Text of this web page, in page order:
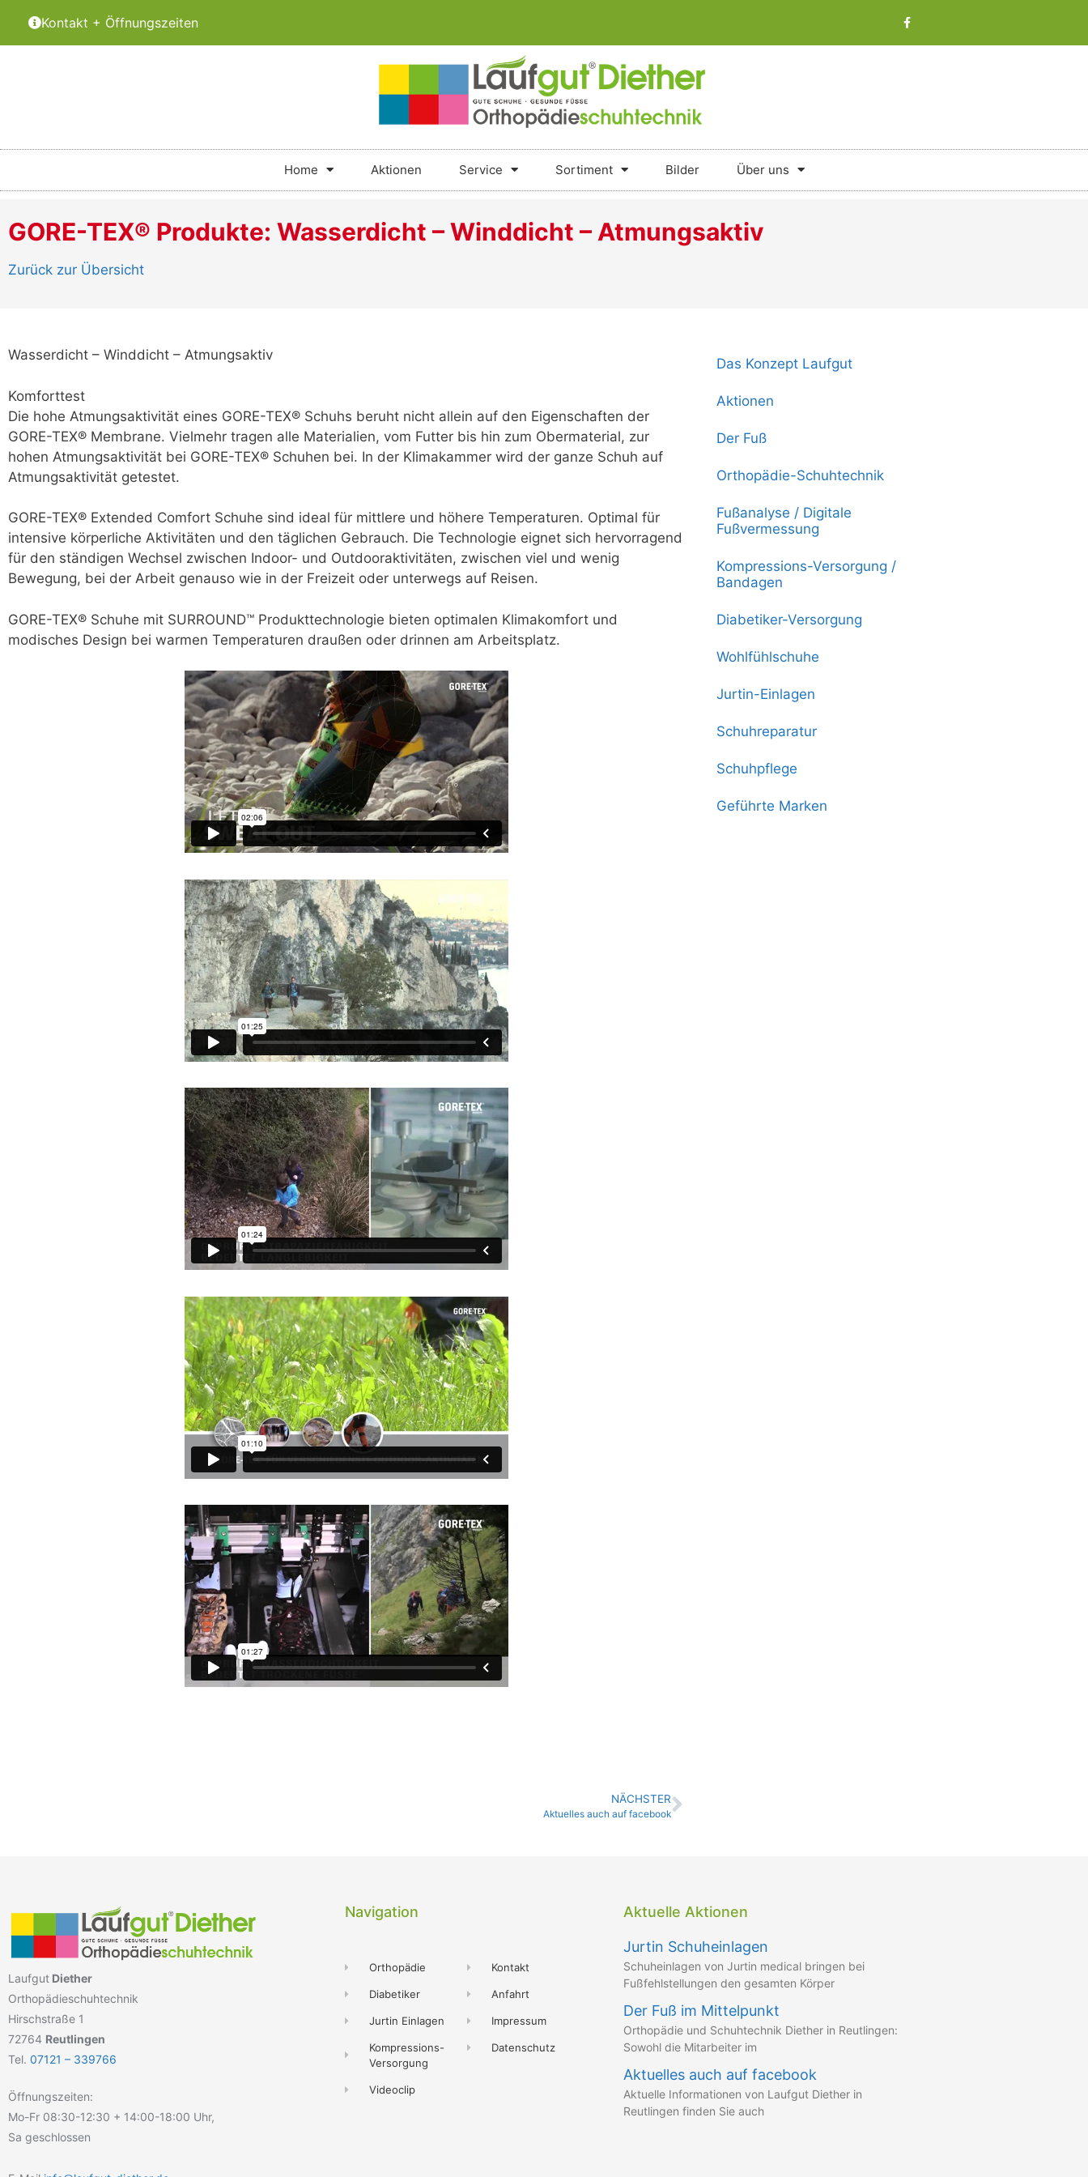
Kontakt + Öffnungszeiten
Home Aktionen Service Sortiment Bilder Über uns
GORE-TEX® Produkte: Wasserdicht – Winddicht – Atmungsaktiv
Zurück zur Übersicht
Wasserdicht – Winddicht – Atmungsaktiv
Komforttest
Die hohe Atmungsaktivität eines GORE-TEX® Schuhs beruht nicht allein auf den Eigenschaften der
GORE-TEX® Membrane. Vielmehr tragen alle Materialien, vom Futter bis hin zum Obermaterial, zur
hohen Atmungsaktivität bei GORE-TEX® Schuhen bei. In der Klimakammer wird der ganze Schuh auf
Atmungsaktivität getestet.
GORE-TEX® Extended Comfort Schuhe sind ideal für mittlere und höhere Temperaturen. Optimal für
intensive körperliche Aktivitäten und den täglichen Gebrauch. Die Technologie eignet sich hervorragend
für den ständigen Wechsel zwischen Indoor- und Outdooraktivitäten, zwischen viel und wenig
Bewegung, bei der Arbeit genauso wie in der Freizeit oder unterwegs auf Reisen.
GORE-TEX® Schuhe mit SURROUND™ Produkttechnologie bieten optimalen Klimakomfort und
modisches Design bei warmen Temperaturen draußen oder drinnen am Arbeitsplatz.
NÄCHSTER
Aktuelles auch auf facebook
Das Konzept Laufgut
Aktionen
Der Fuß
Orthopädie-Schuhtechnik
Fußanalyse / Digitale
Fußvermessung
Kompressions-Versorgung /
Bandagen
Diabetiker-Versorgung
Wohlfühlschuhe
Jurtin-Einlagen
Schuhreparatur
Schuhpflege
Geführte Marken
Laufgut Diether
Orthopädieschuhtechnik
Hirschstraße 1
72764 Reutlingen
Tel. 07121 – 339766
Öffnungszeiten:
Mo-Fr 08:30-12:30 + 14:00-18:00 Uhr,
Sa geschlossen
Navigation
Orthopädie
Diabetiker
Jurtin Einlagen
Kompressions-
Versorgung
Videoclip
Kontakt
Anfahrt
Impressum
Datenschutz
Aktuelle Aktionen
Jurtin Schuheinlagen
Schuheinlagen von Jurtin medical bringen bei
Fußfehlstellungen den gesamten Körper
Der Fuß im Mittelpunkt
Orthopädie und Schuhtechnik Diether in Reutlingen:
Sowohl die Mitarbeiter im
Aktuelles auch auf facebook
Aktuelle Informationen von Laufgut Diether in
Reutlingen finden Sie auch